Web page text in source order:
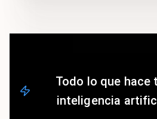
Todo lo que hace
inteligencia